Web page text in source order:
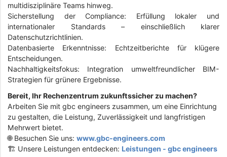
multidisziplinäre Teams hinweg.
Sicherstellung der Compliance: Erfüllung lokaler und
internationaler Standards – einschließlich klarer
Datenschutzrichtlinien.
Datenbasierte Erkenntnisse: Echtzeitberichte für klügere
Entscheidungen.
Nachhaltigkeitsfokus: Integration umweltfreundlicher BIM-
Strategien für grünere Ergebnisse.
Bereit, Ihr Rechenzentrum zukunftssicher zu machen?
Arbeiten Sie mit gbc engineers zusammen, um eine Einrichtung
zu gestalten, die Leistung, Zuverlässigkeit und langfristigen
Mehrwert bietet.
🌐 Besuchen Sie uns: www.gbc-engineers.com
🏗️ Unsere Leistungen entdecken: Leistungen - gbc engineers